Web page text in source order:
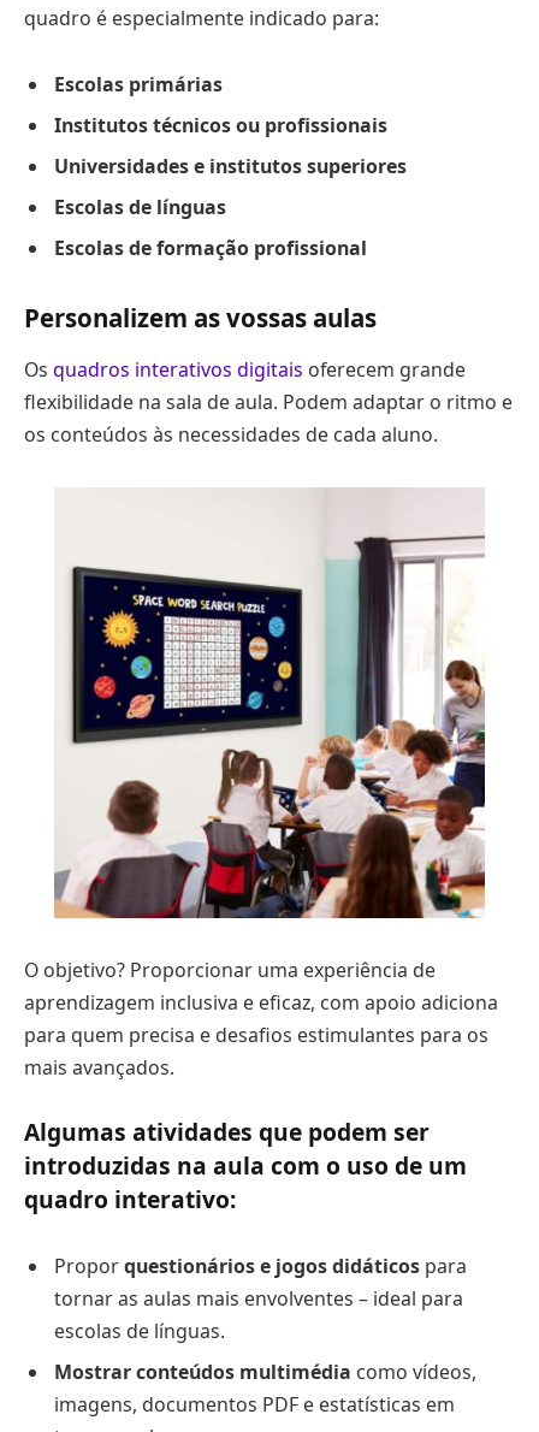
quadro é especialmente indicado para:
Escolas primárias
Institutos técnicos ou profissionais
Universidades e institutos superiores
Escolas de línguas
Escolas de formação profissional
Personalizem as vossas aulas
Os quadros interativos digitais oferecem grande
flexibilidade na sala de aula. Podem adaptar o ritmo e
os conteúdos às necessidades de cada aluno.
O objetivo? Proporcionar uma experiência de
aprendizagem inclusiva e eficaz, com apoio adiciona
para quem precisa e desafios estimulantes para os
mais avançados.
Algumas atividades que podem ser
introduzidas na aula com o uso de um
quadro interativo:
Proporquestionários e jogos didáticos para
tornar as aulas mais envolventes – ideal para
escolas de línguas.
Mostrar conteúdos multimédia como vídeos,
imagens, documentos PDF e estatísticas em